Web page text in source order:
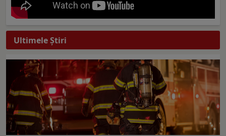
Ultimele Ştiri